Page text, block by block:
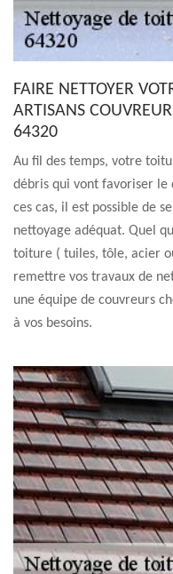
FAIRE NETTOYER
ARTISANS
64320
Au fil des temps, votre
débris qui vont favoriser le
ces cas, il est possible de
nettoyage adéquat. Quel
toiture ( tuiles, tôle, acier
remettre vos travaux de
une équipe de couvreurs
à vos besoins.